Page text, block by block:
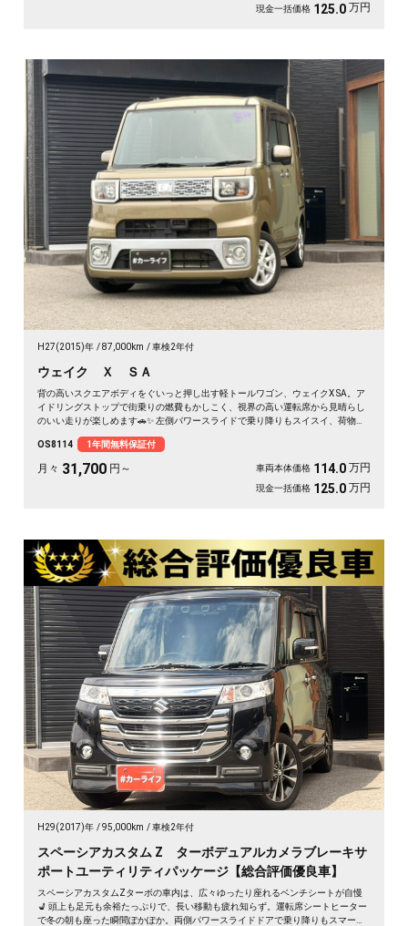
現金一括価格 125.0 万円
H27(2015)年 87,000km 車検2年付
ウェイク Ｘ ＳＡ
背の高いスクエアボディをぐいっと押し出す軽トールワゴン、ウェイクX SA。ア
イドリングストップで街乗りの燃費もかしこく、視界の高い運転席から見晴らし
のいい走りが楽しめます🚗✨ 左側パワースライドで乗り降りもスイスイ、荷物の
にも通勤の足にもぴったりの一台です。天井の高い車内で、休日のギア積みも余
裕ですよ💫👍《1年保証付》
OS8114 1年間無料保証付
月々 31,700 円～ 車両本体価格 114.0 万円
現金一括価格 125.0 万円
H29(2017)年 95,000km 車検2年付
スペーシアカスタム Z ターボデュアルカメラブレーキサ
ポートユーティリティパッケージ【総合評価優良車】
スペーシアカスタムZターボの車内は、広々ゆったり座れるベンチシートが自慢
💺 頭上も足元も余裕たっぷりで、長い移動も疲れ知らず。運転席シートヒーター
で冬の朝も座った瞬間ぽかぽか。両側パワースライドドアで乗り降りもスマー